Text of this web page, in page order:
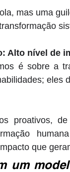
mas uma
Alto nível de
é sobre a
eles
proativos,
que
um